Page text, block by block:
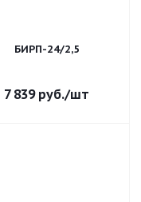
БИРП-24/2,5
7 839руб./шт